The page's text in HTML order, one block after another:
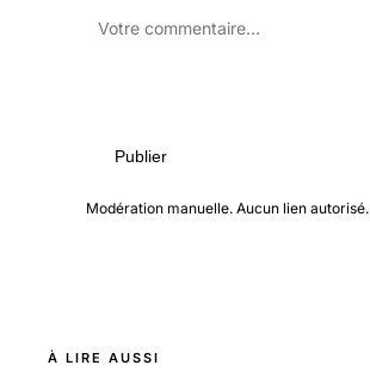
Publier
Modération manuelle. Aucun lien autorisé.
À LIRE AUSSI